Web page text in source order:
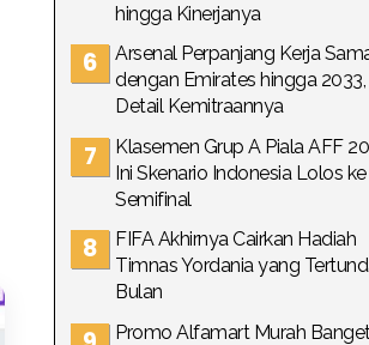
hingga Kinerjanya
Arsenal Perpanjang Kerja
dengan Emirates hingga 2033,
Detail Kemitraannya
Klasemen Grup A Piala AFF
Ini Skenario Indonesia Lolos ke
Semifinal
FIFA Akhirnya Cairkan Hadiah
Timnas Yordania yang
Bulan
Promo Alfamart Murah